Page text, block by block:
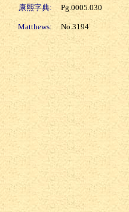
康熙字典: Pg.0005.030
Matthews: No.3194